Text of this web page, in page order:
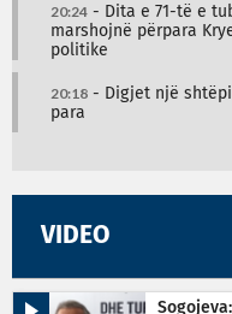
20:24 - Dita e 71-të e
marshojnë përpara
politike
20:18 - Digjet një
para
VIDEO